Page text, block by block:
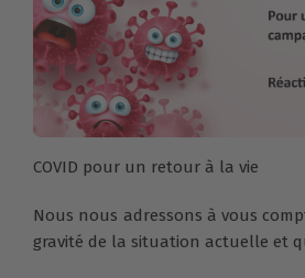
COVID pour un retour à la vie
Nous nous adressons à vous
gravité de la situation actuelle et